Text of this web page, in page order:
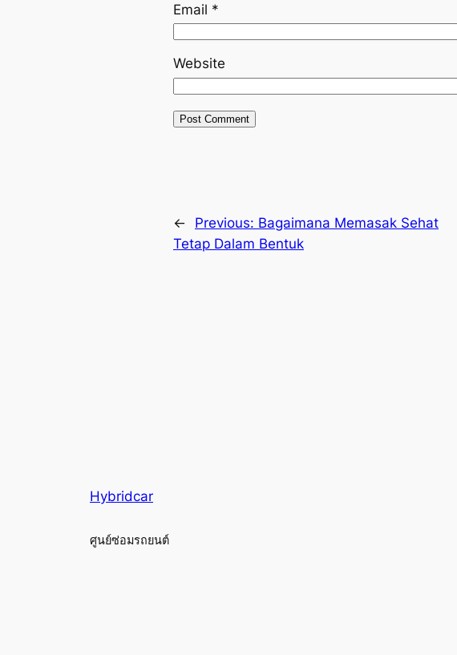
Email *
Website
← Previous: Bagaimana Memasak Sehat
Tetap Dalam Bentuk
Hybridcar
ศูนย์ซ่อมรถยนต์